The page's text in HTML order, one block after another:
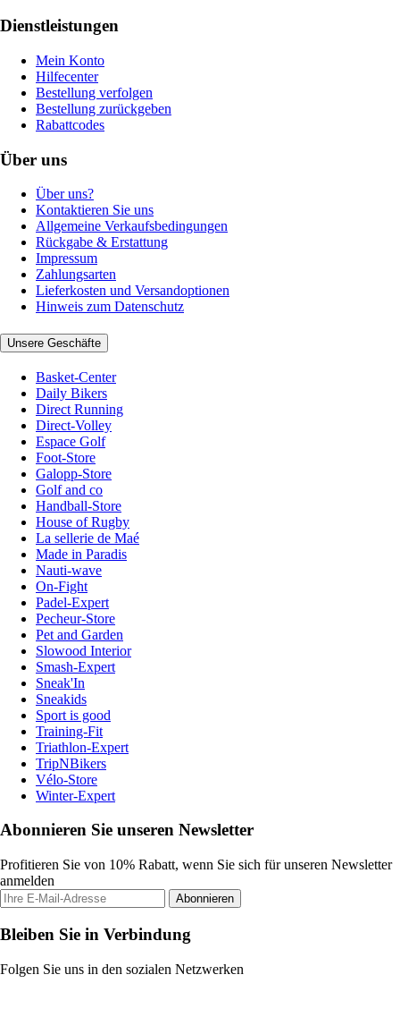
Dienstleistungen
Mein Konto
Hilfecenter
Bestellung verfolgen
Bestellung zurückgeben
Rabattcodes
Über uns
Über uns?
Kontaktieren Sie uns
Allgemeine Verkaufsbedingungen
Rückgabe & Erstattung
Impressum
Zahlungsarten
Lieferkosten und Versandoptionen
Hinweis zum Datenschutz
Unsere Geschäfte
Basket-Center
Daily Bikers
Direct Running
Direct-Volley
Espace Golf
Foot-Store
Galopp-Store
Golf and co
Handball-Store
House of Rugby
La sellerie de Maé
Made in Paradis
Nauti-wave
On-Fight
Padel-Expert
Pecheur-Store
Pet and Garden
Slowood Interior
Smash-Expert
Sneak'In
Sneakids
Sport is good
Training-Fit
Triathlon-Expert
TripNBikers
Vélo-Store
Winter-Expert
Abonnieren Sie unseren Newsletter
Profitieren Sie von 10% Rabatt, wenn Sie sich für unseren Newsletter
anmelden
Abonnieren
Bleiben Sie in Verbindung
Folgen Sie uns in den sozialen Netzwerken